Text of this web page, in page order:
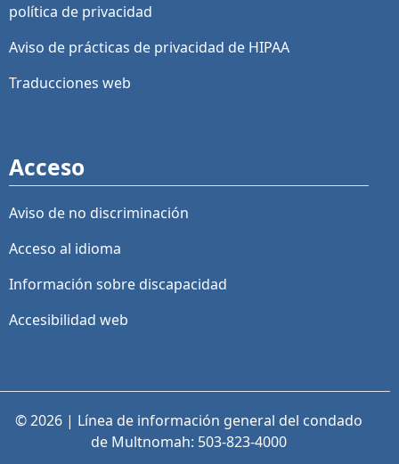
política de privacidad
Aviso de prácticas de privacidad de HIPAA
Traducciones web
Acceso
Aviso de no discriminación
Acceso al idioma
Información sobre discapacidad
Accesibilidad web
© 2026 | Línea de información general del condado
de Multnomah: 503-823-4000